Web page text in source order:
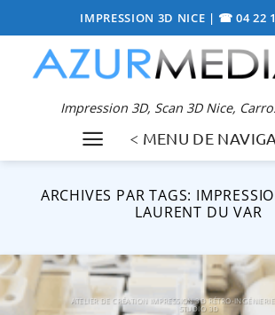
au
contenu
IMPRESSION 3D NICE | ☎ 04 22
Impression 3D, Scan 3D Nice,
< MENU DE
ARCHIVES PAR TAGS:
LAURENT DU VAR
ATELIER DE CRÉATION IMPRESSION 3D RÉTRO-
STUDIO 3D